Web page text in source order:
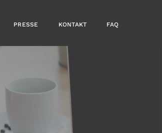
PRESSE KONTAKT FAQ